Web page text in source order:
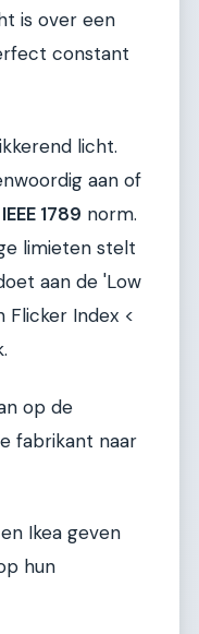
is over een
constant
licht.
aan of
IEEE 1789 norm.
limieten stelt
aan de 'Low
Flicker Index <
op de
fabrikant naar
Ikea geven
hun